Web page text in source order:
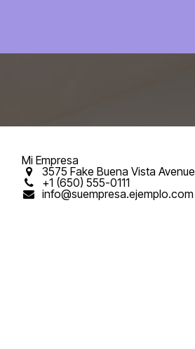
Mi Empresa
3575 Fake Buena Vista Avenue
+1 (650) 555-0111
info@suempresa.ejemplo.com